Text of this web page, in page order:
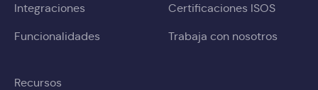
Integraciones
Funcionalidades
Certificaciones ISOS
Trabaja con nosotros
Recursos